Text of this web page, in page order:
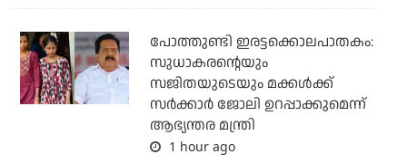
പോത്തുണ്ടി ഇരട്ടക്കൊലപാതകം:
സുധാകരന്റെയും
സജിതയുടെയും മക്കള്‍ക്ക്
സര്‍ക്കാര്‍ ജോലി ഉറപ്പാക്കുമെന്ന്
ആഭ്യന്തര മന്ത്രി
1 hour ago